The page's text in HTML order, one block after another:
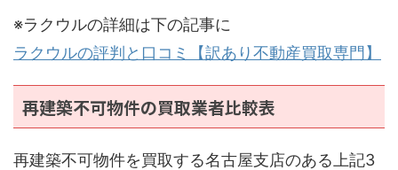
※ラクウルの詳細は下の記事に
ラクウルの評判と口コミ【訳あり不動産買取専門】
再建築不可物件の買取業者比較表
再建築不可物件を買取する名古屋支店のある上記3